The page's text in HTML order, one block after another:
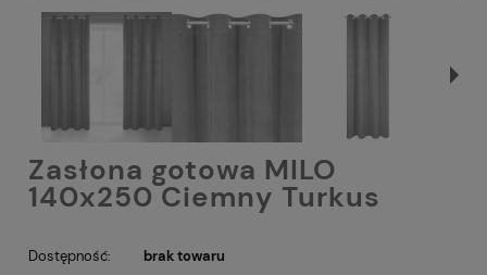
Zasłona gotowa MILO
140x250 Ciemny Turkus
Dostępność: brak towaru